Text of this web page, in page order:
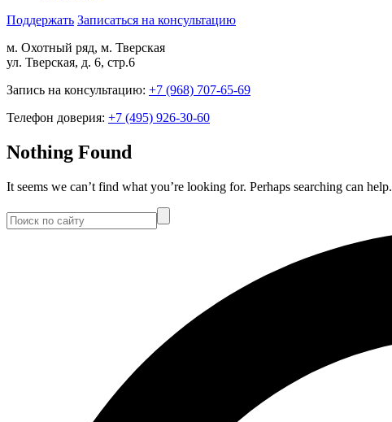
Поддержать Записаться на консультацию
м. Охотный ряд, м. Тверская
ул. Тверская, д. 6, стр.6
Запись на консультацию: +7 (968) 707-65-69
Телефон доверия: +7 (495) 926-30-60
Nothing Found
It seems we can’t find what you’re looking for. Perhaps searching can help.